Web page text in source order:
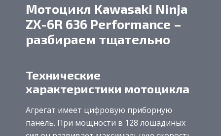
Мотоцикл Kawasaki Ninja
ZX-6R 636 Performance –
разбираем тщательно
Технические
характеристики мотоцикла
Агрегат имеет цифровую приборную
панель. При мощности в 128 лошадиных